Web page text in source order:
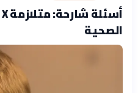
الصحية